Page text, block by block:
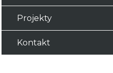
Projekty
Kontakt